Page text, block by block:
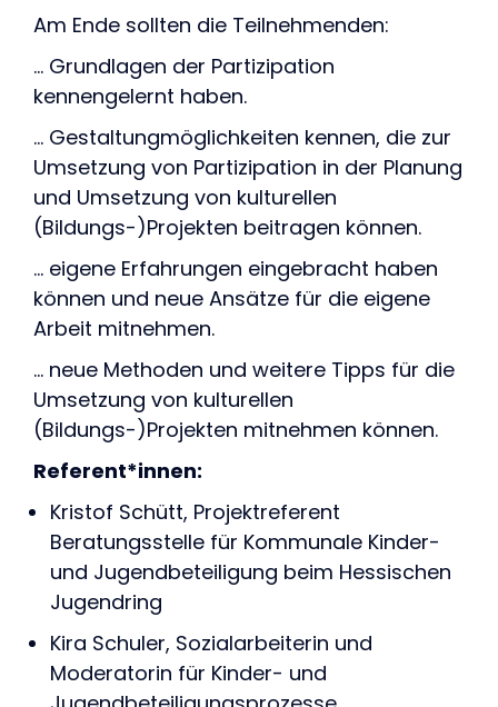
Am Ende sollten die Teilnehmenden:
… Grundlagen der Partizipation
kennengelernt haben.
… Gestaltungmöglichkeiten kennen, die zur
Umsetzung von Partizipation in der Planung
und Umsetzung von kulturellen
(Bildungs-)Projekten beitragen können.
… eigene Erfahrungen eingebracht haben
können und neue Ansätze für die eigene
Arbeit mitnehmen.
… neue Methoden und weitere Tipps für die
Umsetzung von kulturellen
(Bildungs-)Projekten mitnehmen können.
Referent*innen:
Kristof Schütt, Projektreferent
Beratungsstelle für Kommunale Kinder-
und Jugendbeteiligung beim Hessischen
Jugendring
Kira Schuler, Sozialarbeiterin und
Moderatorin für Kinder- und